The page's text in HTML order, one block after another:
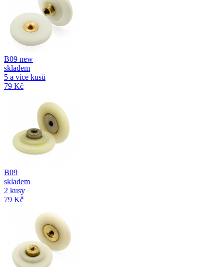
B09 new
skladem
5 a více kusů
79 Kč
B09
skladem
2 kusy
79 Kč